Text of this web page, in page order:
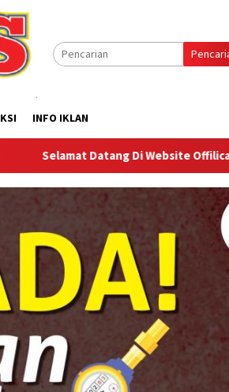
INFO IKLAN
Datang Di Website Offilical PI-News